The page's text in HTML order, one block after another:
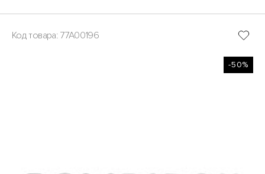
Код товара: 77A00196
-50%